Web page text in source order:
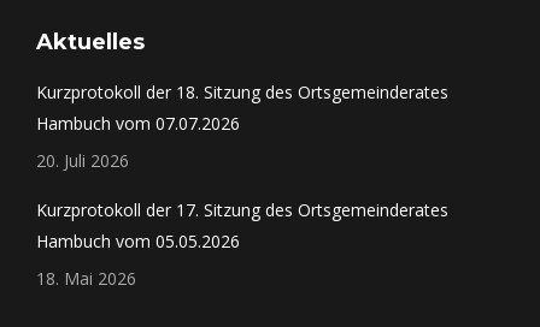
Aktuelles
Kurzprotokoll der 18. Sitzung des Ortsgemeinderates
Hambuch vom 07.07.2026
20. Juli 2026
Kurzprotokoll der 17. Sitzung des Ortsgemeinderates
Hambuch vom 05.05.2026
18. Mai 2026